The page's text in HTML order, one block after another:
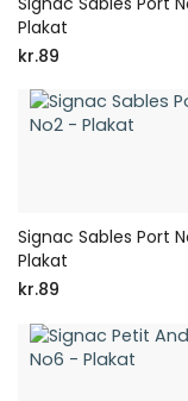
Plakat
kr.89
Signac Sables Port
Plakat
kr.89